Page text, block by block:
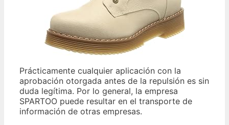
Prácticamente cualquier aplicación con la
aprobación otorgada antes de la repulsión es sin
duda legítima. Por lo general, la empresa
SPARTOO puede resultar en el transporte de
información de otras empresas.